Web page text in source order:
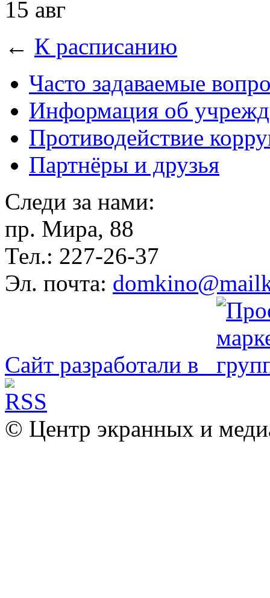
15 авг
← К расписанию
Часто задаваемые
Информация об
Противодействие
Партнёры и друзья
Следи за нами:
пр. Мира, 88
Тел.: 227-26-37
Эл. почта:
Сайт разработали в
© Центр экранных и